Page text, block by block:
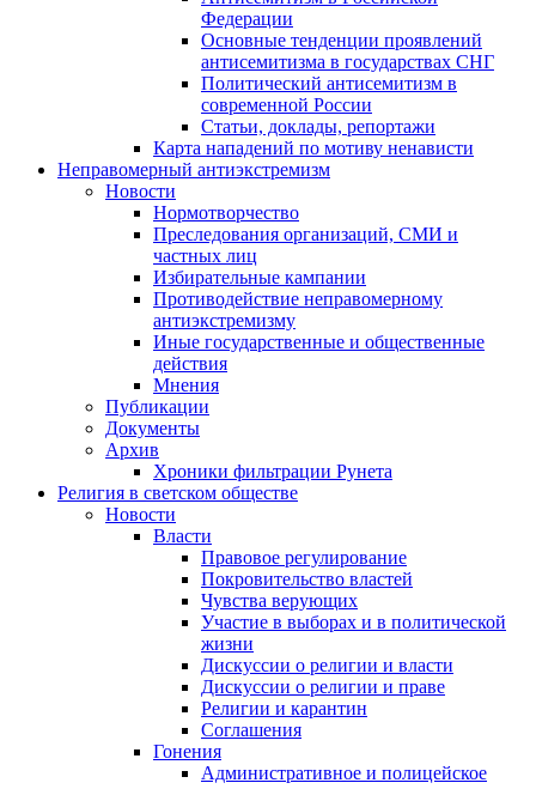
Федерации
Основные тенденции проявлений
антисемитизма в государствах СНГ
Политический антисемитизм в
современной России
Статьи, доклады, репортажи
Карта нападений по мотиву ненависти
Неправомерный антиэкстремизм
Новости
Нормотворчество
Преследования организаций, СМИ и
частных лиц
Избирательные кампании
Противодействие неправомерному
антиэкстремизму
Иные государственные и общественные
действия
Мнения
Публикации
Документы
Архив
Хроники фильтрации Рунета
Религия в светском обществе
Новости
Власти
Правовое регулирование
Покровительство властей
Чувства верующих
Участие в выборах и в политической
жизни
Дискуссии о религии и власти
Дискуссии о религии и праве
Религии и карантин
Соглашения
Гонения
Административное и полицейское